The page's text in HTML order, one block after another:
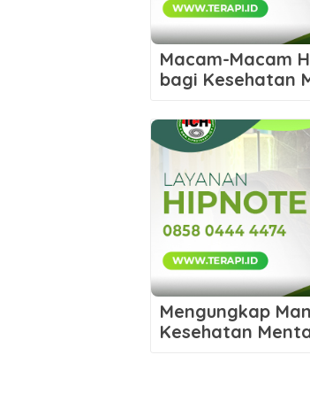
Macam-Macam
bagi Kesehatan
Mengungkap
Kesehatan